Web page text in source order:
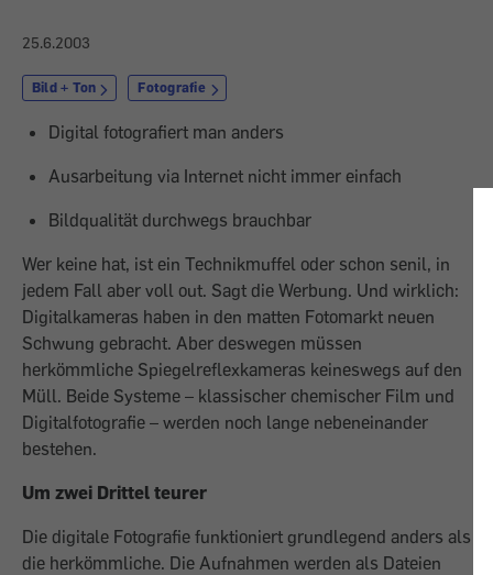
25.6.2003
Bild + Ton Fotografie
Digital fotografiert man anders
Ausarbeitung via Internet nicht immer einfach
Bildqualität durchwegs brauchbar
Wer keine hat, ist ein Technikmuffel oder schon senil, in
jedem Fall aber voll out. Sagt die Werbung. Und wirklich:
Digitalkameras haben in den matten Fotomarkt neuen
Schwung gebracht. Aber deswegen müssen
herkömmliche Spiegelreflexkameras keineswegs auf den
Müll. Beide Systeme – klassischer chemischer Film und
Digitalfotografie – werden noch lange nebeneinander
bestehen.
Um zwei Drittel teurer
Die digitale Fotografie funktioniert grundlegend anders als
die herkömmliche. Die Aufnahmen werden als Dateien